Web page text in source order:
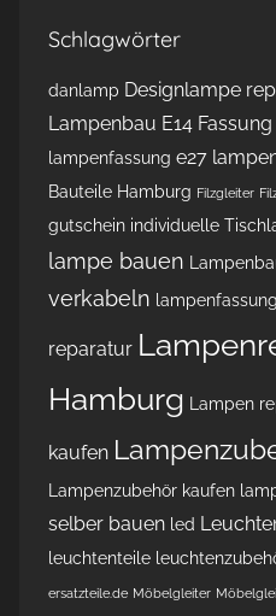
Schlagwörter
danlamp Designlampe
Lampenbau E14
lampenfassung e27
Bauteile Hamburg Filzgleiter
gutschein individuelle
lampe bauen
verkabeln
reparatur
Hamburg Lampen
kaufen
Lampenzubehör kaufen
selber bauen led
leuchtenteile
ersatzteile.de Möbelgleiter